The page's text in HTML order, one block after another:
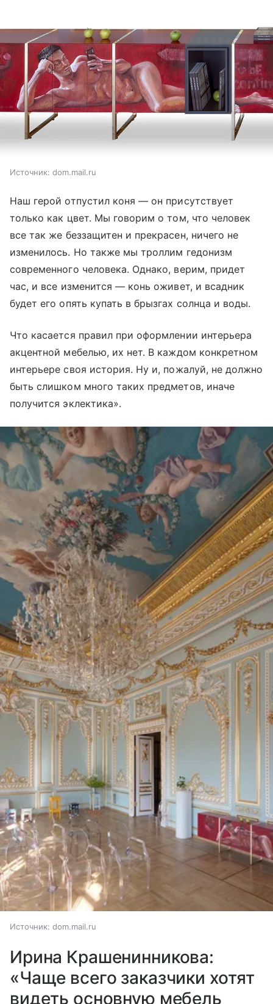
Источник: dom.mail.ru
Наш герой отпустил коня — он присутствует
только как цвет. Мы говорим о том, что человек
все так же беззащитен и прекрасен, ничего не
изменилось. Но также мы троллим гедонизм
современного человека. Однако, верим, придет
час, и все изменится — конь оживет, и всадник
будет его опять купать в брызгах солнца и воды.
Что касается правил при оформлении интерьера
акцентной мебелью, их нет. В каждом конкретном
интерьере своя история. Ну и, пожалуй, не должно
быть слишком много таких предметов, иначе
получится эклектика».
Источник: dom.mail.ru
Ирина Крашенинникова:
«Чаще всего заказчики хотят
видеть основную мебель